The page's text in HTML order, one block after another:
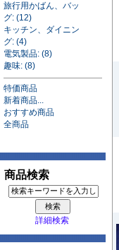
旅行用かばん、バッ
グ: (12)
キッチン、ダイニン
グ: (4)
電気製品: (8)
趣味: (8)
特価商品
新着商品...
おすすめ商品
全商品
商品検索
詳細検索